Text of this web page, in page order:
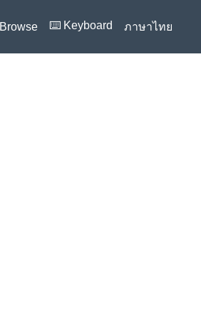
Browse ⌨️ Keyboard ภาษาไทย